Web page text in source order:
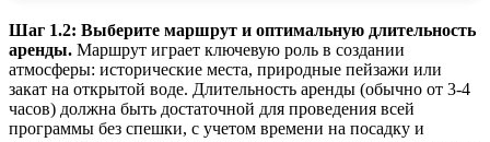
Шаг 1.2: Выберите маршрут и оптимальную длительность
аренды. Маршрут играет ключевую роль в создании
атмосферы: исторические места, природные пейзажи или
закат на открытой воде. Длительность аренды (обычно от 3-4
часов) должна быть достаточной для проведения всей
программы без спешки, с учетом времени на посадку и